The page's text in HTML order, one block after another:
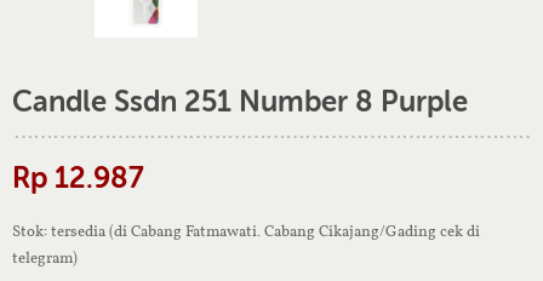
Candle Ssdn 251 Number 8 Purple
Rp 12.987
Stok: tersedia (di Cabang Fatmawati. Cabang Cikajang/Gading cek di
telegram)